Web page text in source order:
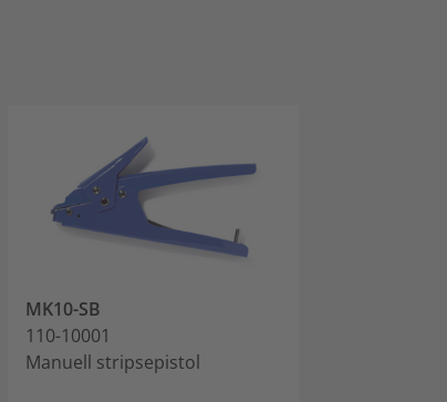
MK10-SB
110-10001
Manuell stripsepistol